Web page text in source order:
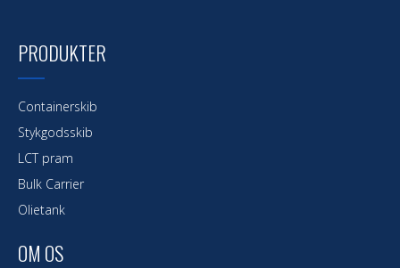
PRODUKTER
Containerskib
Stykgodsskib
LCT pram
Bulk Carrier
Olietank
OM OS